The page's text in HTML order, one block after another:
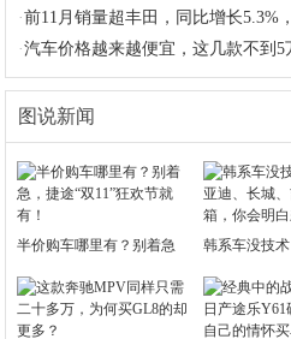
·前11月销量超丰田，同比增长5.3%
·汽车价格越来越便宜，这几款不到5
图说新闻
半价购车哪里有？别着急 韩系车没技